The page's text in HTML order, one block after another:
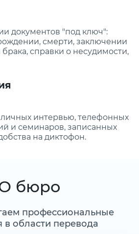
документов "под ключ":
смерти, заключении
справки о несудимости,
интервью, телефонных
и семинаров, записанных
на диктофон.
бюро
профессиональные
в области перевода